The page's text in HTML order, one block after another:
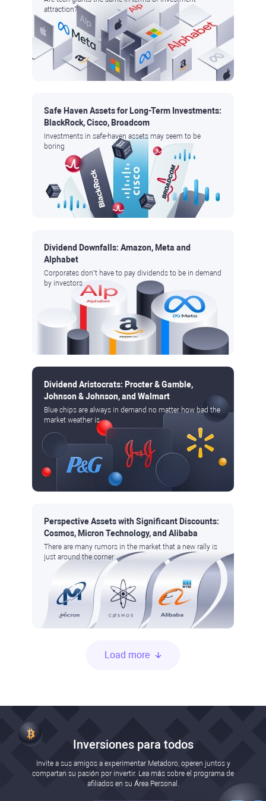
attraction?
Safe Haven Assets for Long-Term Investments:
BlackRock, Cisco, Broadcom
Investments in safe-haven assets may seem to be
boring
Dividend Downfalls: Amazon, Meta and
Alphabet
Corporates don’t have to pay dividends to be in demand
by investors
Dividend Aristocrats: Procter & Gamble,
Johnson & Johnson, and Walmart
Blue chips are always in demand no matter how bad the
market weather is
Perspective Assets with Significant Discounts:
Cosmos, Micron Technology, and Alibaba
There are many rumors in the market that a new rally is
just around the corner
Load more
Inversiones para todos
Invite a sus amigos a experimentar Metadoro, operen juntos y
compartan su pasión por invertir. Lea más sobre el programa de
afiliados en su Área Personal.